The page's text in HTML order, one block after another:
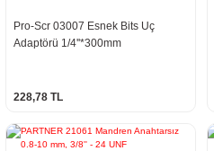
Pro-Scr 03007 Esnek Bits Uç
Adaptörü 1/4''*300mm
228,78 TL